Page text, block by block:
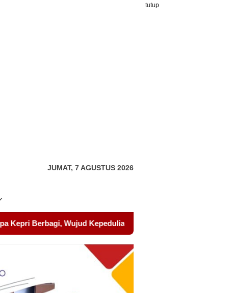
tutup
JUMAT, 7 AGUSTUS 2026
Pondok Tahfidz Yatim dan Dhuafa Al-Aqsho Batam